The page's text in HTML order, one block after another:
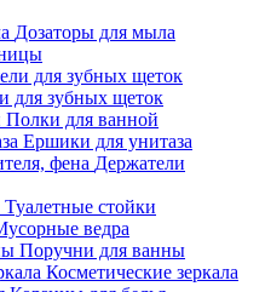
Дозаторы для мыла
для зубных щеток
Полки для ванной
Ершики для унитаза
Держатели
Туалетные стойки
ведра
Поручни для ванны
Косметические зеркала